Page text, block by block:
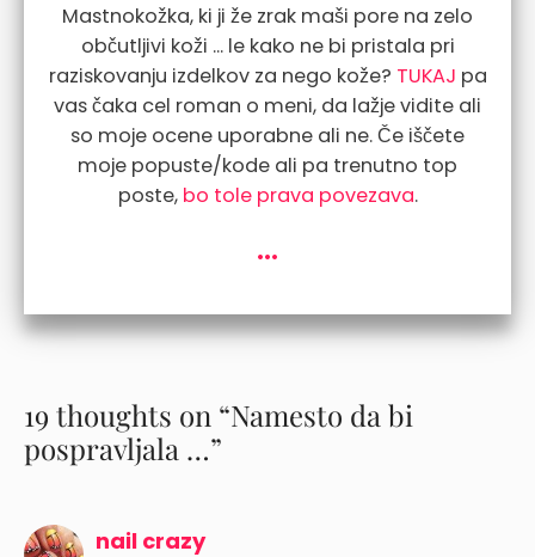
Mastnokožka, ki ji že zrak maši pore na zelo
občutljivi koži ... le kako ne bi pristala pri
raziskovanju izdelkov za nego kože? TUKAJ pa
vas čaka cel roman o meni, da lažje vidite ali
so moje ocene uporabne ali ne. Če iščete
moje popuste/kode ali pa trenutno top
poste, bo tole prava povezava.
...
19 thoughts on “Namesto da bi
pospravljala …”
nail crazy